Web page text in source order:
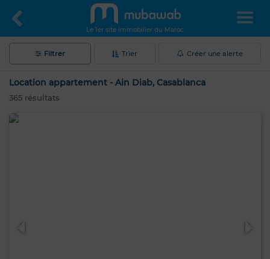
Le 1er site immobilier du Maroc
Filtrer Trier Créer une alerte
Location appartement - Ain Diab, Casablanca
365 résultats